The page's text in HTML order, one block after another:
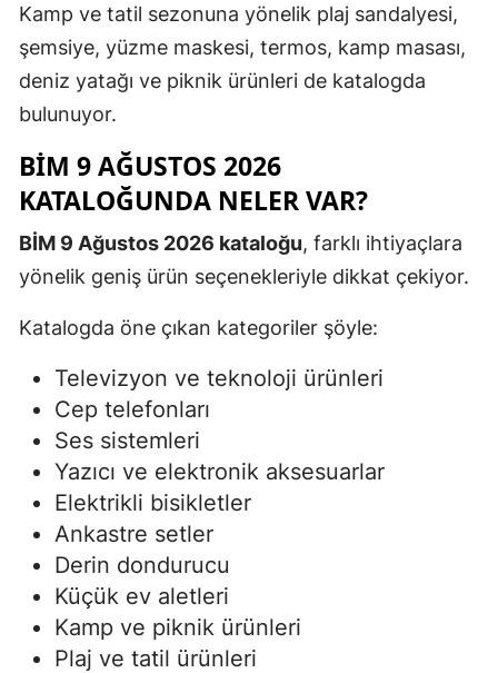
Kamp ve tatil sezonuna yönelik plaj sandalyesi,
şemsiye, yüzme maskesi, termos, kamp masası,
deniz yatağı ve piknik ürünleri de katalogda
bulunuyor.
BİM 9 AĞUSTOS 2026
KATALOĞUNDA NELER VAR?
BİM 9 Ağustos 2026 kataloğu, farklı ihtiyaçlara
yönelik geniş ürün seçenekleriyle dikkat çekiyor.
Katalogda öne çıkan kategoriler şöyle:
Televizyon ve teknoloji ürünleri
Cep telefonları
Ses sistemleri
Yazıcı ve elektronik aksesuarlar
Elektrikli bisikletler
Ankastre setler
Derin dondurucu
Küçük ev aletleri
Kamp ve piknik ürünleri
Plaj ve tatil ürünleri